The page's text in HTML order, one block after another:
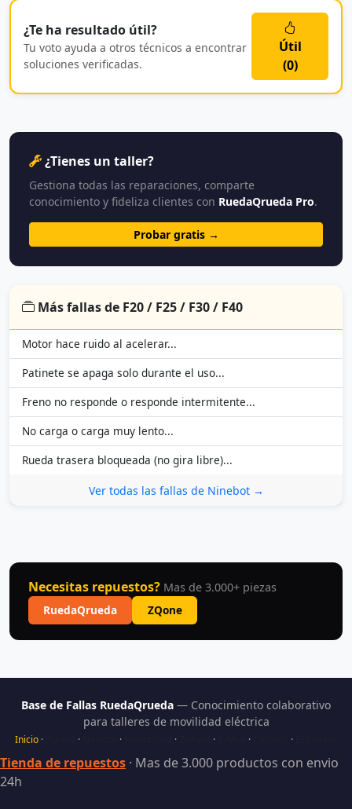
¿Te ha resultado útil?
Tu voto ayuda a otros técnicos a encontrar
soluciones verificadas.
Útil
(0)
¿Tienes un taller?
Gestiona todas las reparaciones, comparte
conocimiento y fideliza clientes con RuedaQrueda Pro.
Probar gratis →
Más fallas de F20 / F25 / F30 / F40
Motor hace ruido al acelerar...
Patinete se apaga solo durante el uso...
Freno no responde o responde intermitente...
No carga o carga muy lento...
Rueda trasera bloqueada (no gira libre)...
Ver todas las fallas de Ninebot →
Necesitas repuestos? Mas de 3.000+ piezas
RuedaQrueda
ZQone
Base de Fallas RuedaQrueda — Conocimiento colaborativo
para talleres de movilidad eléctrica
Inicio · · · · · · ·
Tienda de repuestos · Mas de 3.000 productos con envio
24h